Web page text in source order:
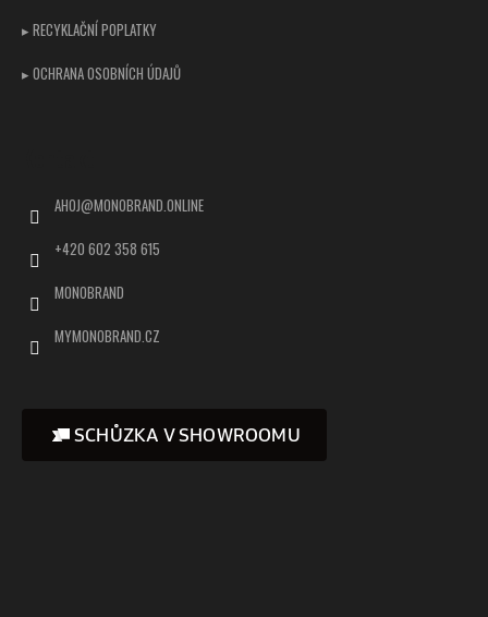
▸ RECYKLAČNÍ POPLATKY
▸ OCHRANA OSOBNÍCH ÚDAJŮ
AHOJ@MONOBRAND.ONLINE
+420 602 358 615
MONOBRAND
MYMONOBRAND.CZ
SCHŮZKA V SHOWROOMU